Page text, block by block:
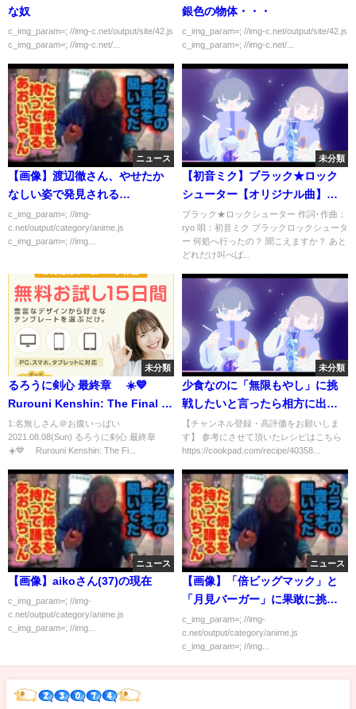
な奴
c_img_param=; //img-c.net/output/site/42.js
c_img_param=; //img-c.net/...
銀色の物体・・・
c_img_param=; //img-c.net/output/site/42.js
c_img_param=; //img-c.net/...
ニュース
【画像】渡辺徹さん、やせたか
なしい姿で発見される…
c_img_param=; //img-
c.net/output/category/anime.js
c_img_param=; //img...
未分類
【初音ミク】ブラック★ロック
シューター【オリジナル曲】
PV
ブラック★ロックシューター 作詞･作曲：
ryo 唄：初音ミク ブラックロックシュータ
ー 何処へ行ったの？ 聞こえますか？ あと
どれだけ叫べば...
未分類
るろうに剣心 最終章 ☀️💙
Rurouni Kenshin: The Final
🌸 恋愛映画フル2021
1:名無しさん＠お腹いっぱい
2021.08.08(Sun) るろうに剣心 最終章
☀️💙 Rurouni Kenshin: The Fi...
未分類
少食なのに「無限もやし」に挑
戦したいと言ったら相方に出演
拒否されました。
【チャンネル登録・高評価をお願いしま
す】 参考にさせて頂いたレシピはこちら
https://cookpad.com/recipe/40358...
ニュース
【画像】aikoさん(37)の現在
c_img_param=; //img-
c.net/output/category/anime.js
c_img_param=; //img...
ニュース
【画像】「倍ビッグマック」と
「月見バーガー」に果敢に挑む
JCが撮られる
c_img_param=; //img-
c.net/output/category/anime.js
c_img_param=; //img...